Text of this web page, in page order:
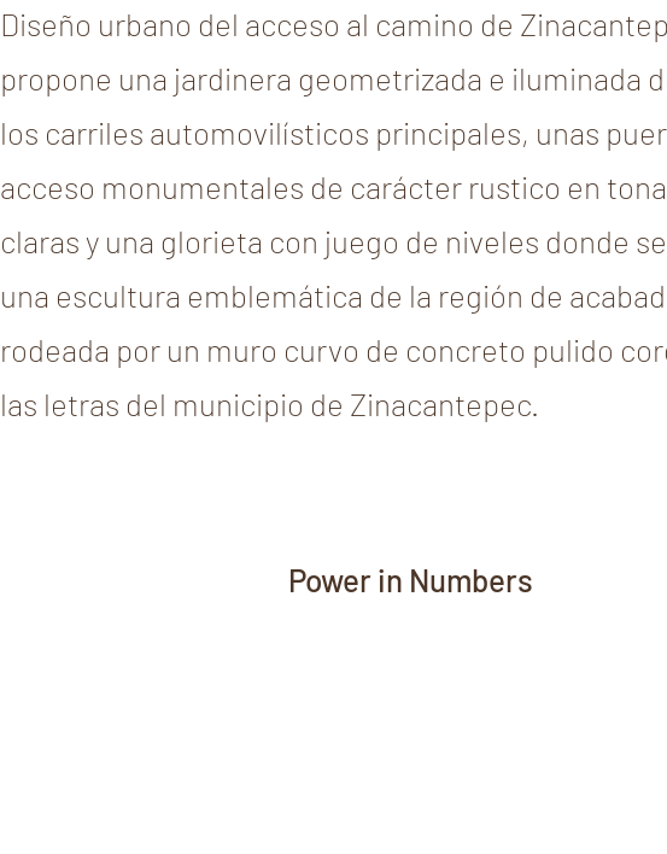
Diseño urbano del acceso al camino de
propone una jardinera geometrizada e iluminada
los carriles automovilísticos principales, unas
acceso monumentales de carácter rustico en
claras y una glorieta con juego de niveles donde
una escultura emblemática de la región de
rodeada por un muro curvo de concreto pulido
las letras del municipio de Zinacantepec.
Power in Numbers